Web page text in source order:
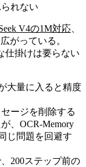
れない
V4の1M対応
がっている。
仕掛けは要らない
大量に入ると精度
ージを削除する
、OCR-Memory
じ問題を回避す
200ステップ前の